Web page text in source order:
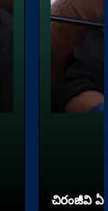
చిరంజీవి ఏ